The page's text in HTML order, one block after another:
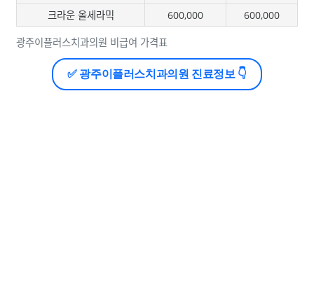
광주이플러스치과의원 비급여 가격표
크라운 올세라믹
600,000 600,000
✅ 광주이플러스치과의원 진료정보 👇